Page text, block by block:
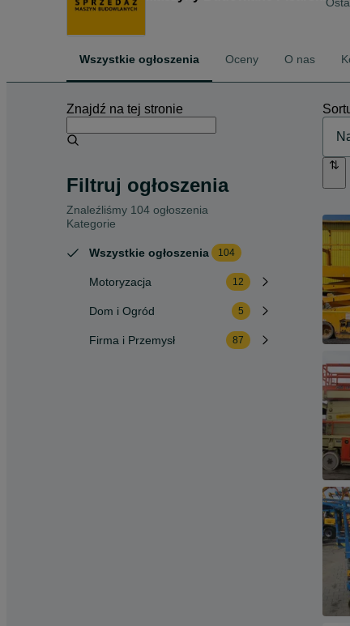
Wszystkie ogłoszenia Oceny O nas
Znajdź na tej stronie
Filtruj ogłoszenia
Znaleźliśmy 104 ogłoszenia
Kategorie
Wszystkie ogłoszenia 104
Motoryzacja 12
Dom i Ogród 5
Firma i Przemysł 87